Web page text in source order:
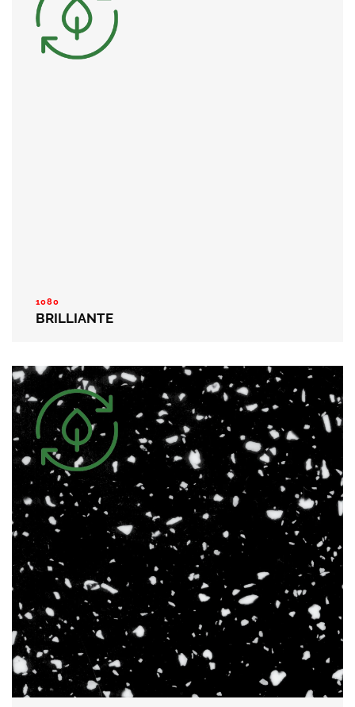
1080
BRILLIANTE